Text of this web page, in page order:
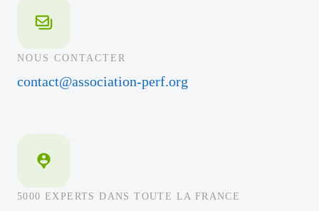
NOUS CONTACTER
contact@association-perf.org
5000 EXPERTS DANS TOUTE LA FRANCE